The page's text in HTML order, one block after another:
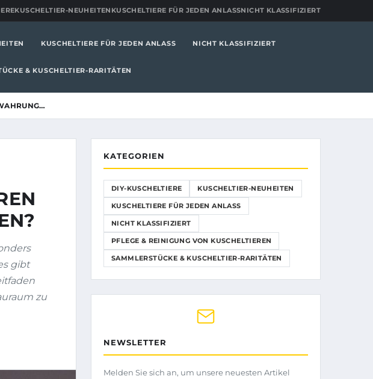
KUSCHELTIER-NEUHEITEN KUSCHELTIERE FÜR JEDEN ANLASSNICHT KLASSIFIZIERT
KUSCHELTIERE FÜR JEDEN ANLASS NICHT KLASSIFIZIERT
& KUSCHELTIER-RARITÄTEN
gibt
zu
KATEGORIEN
DIY-KUSCHELTIERE KUSCHELTIER-NEUHEITEN
KUSCHELTIERE FÜR JEDEN ANLASS
NICHT KLASSIFIZIERT
PFLEGE & REINIGUNG VON KUSCHELTIEREN
SAMMLERSTÜCKE & KUSCHELTIER-RARITÄTEN
NEWSLETTER
Melden Sie sich an, um unsere neuesten Artikel